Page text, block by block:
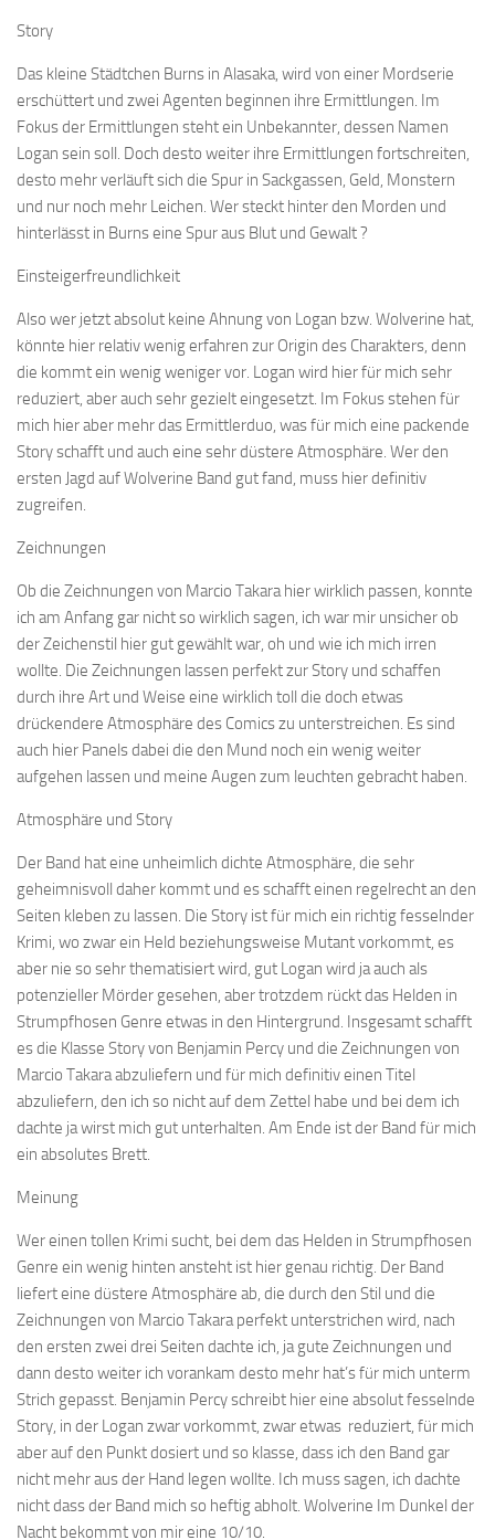
Story
Das kleine Städtchen Burns in Alasaka, wird von einer Mordserie
erschüttert und zwei Agenten beginnen ihre Ermittlungen. Im
Fokus der Ermittlungen steht ein Unbekannter, dessen Namen
Logan sein soll. Doch desto weiter ihre Ermittlungen fortschreiten,
desto mehr verläuft sich die Spur in Sackgassen, Geld, Monstern
und nur noch mehr Leichen. Wer steckt hinter den Morden und
hinterlässt in Burns eine Spur aus Blut und Gewalt ?
Einsteigerfreundlichkeit
Also wer jetzt absolut keine Ahnung von Logan bzw. Wolverine hat,
könnte hier relativ wenig erfahren zur Origin des Charakters, denn
die kommt ein wenig weniger vor. Logan wird hier für mich sehr
reduziert, aber auch sehr gezielt eingesetzt. Im Fokus stehen für
mich hier aber mehr das Ermittlerduo, was für mich eine packende
Story schafft und auch eine sehr düstere Atmosphäre. Wer den
ersten Jagd auf Wolverine Band gut fand, muss hier definitiv
zugreifen.
Zeichnungen
Ob die Zeichnungen von Marcio Takara hier wirklich passen, konnte
ich am Anfang gar nicht so wirklich sagen, ich war mir unsicher ob
der Zeichenstil hier gut gewählt war, oh und wie ich mich irren
wollte. Die Zeichnungen lassen perfekt zur Story und schaffen
durch ihre Art und Weise eine wirklich toll die doch etwas
drückendere Atmosphäre des Comics zu unterstreichen. Es sind
auch hier Panels dabei die den Mund noch ein wenig weiter
aufgehen lassen und meine Augen zum leuchten gebracht haben.
Atmosphäre und Story
Der Band hat eine unheimlich dichte Atmosphäre, die sehr
geheimnisvoll daher kommt und es schafft einen regelrecht an den
Seiten kleben zu lassen. Die Story ist für mich ein richtig fesselnder
Krimi, wo zwar ein Held beziehungsweise Mutant vorkommt, es
aber nie so sehr thematisiert wird, gut Logan wird ja auch als
potenzieller Mörder gesehen, aber trotzdem rückt das Helden in
Strumpfhosen Genre etwas in den Hintergrund. Insgesamt schafft
es die Klasse Story von Benjamin Percy und die Zeichnungen von
Marcio Takara abzuliefern und für mich definitiv einen Titel
abzuliefern, den ich so nicht auf dem Zettel habe und bei dem ich
dachte ja wirst mich gut unterhalten. Am Ende ist der Band für mich
ein absolutes Brett.
Meinung
Wer einen tollen Krimi sucht, bei dem das Helden in Strumpfhosen
Genre ein wenig hinten ansteht ist hier genau richtig. Der Band
liefert eine düstere Atmosphäre ab, die durch den Stil und die
Zeichnungen von Marcio Takara perfekt unterstrichen wird, nach
den ersten zwei drei Seiten dachte ich, ja gute Zeichnungen und
dann desto weiter ich vorankam desto mehr hat’s für mich unterm
Strich gepasst. Benjamin Percy schreibt hier eine absolut fesselnde
Story, in der Logan zwar vorkommt, zwar etwas reduziert, für mich
aber auf den Punkt dosiert und so klasse, dass ich den Band gar
nicht mehr aus der Hand legen wollte. Ich muss sagen, ich dachte
nicht dass der Band mich so heftig abholt. Wolverine Im Dunkel der
Nacht bekommt von mir eine 10/10.